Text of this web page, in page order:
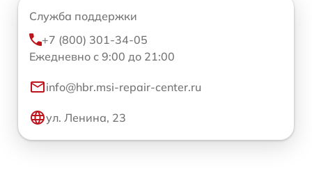
Служба поддержки
+7 (800) 301-34-05
Ежедневно с 9:00 до 21:00
info@hbr.msi-repair-center.ru
ул. Ленина, 23